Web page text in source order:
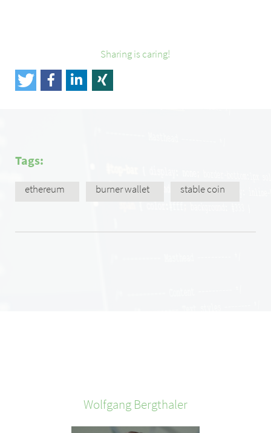
Sharing is caring!
Tags:
ethereum burner wallet stable coin
Wolfgang Bergthaler